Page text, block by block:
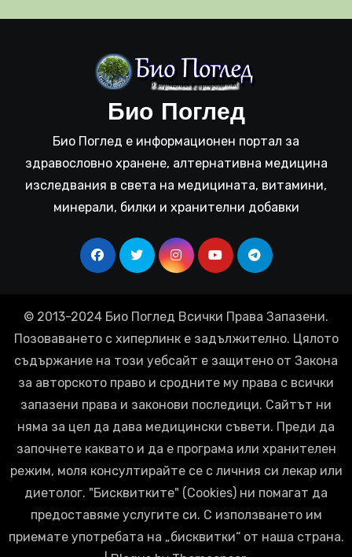
Био Поглед
Био Поглед е информационен портал за
здравословно хранене, алтернативна медицина
изследвания в света на медицината, витамини,
минерали, билки и хранителни добавки
© 2013-2024 Био Поглед Всички Права Запазени.
Позоваването с хиперлинк е задължително. Цялото
съдържание на този уебсайт е защитено от Закона
за авторското право и сродните му права с всички
запазени права и законови последици. Сайтът ни
няма за цел да дава медицински съвети. Преди да
започнете каквато и да е програма или хранителен
режим, моля консултирайте се с личния си лекар или
диетолог. "Бисквитките" (Cookies) ни помагат да
предоставяме услугите си. С използването им
приемате употребата на „бисквитки“ от наша страна.